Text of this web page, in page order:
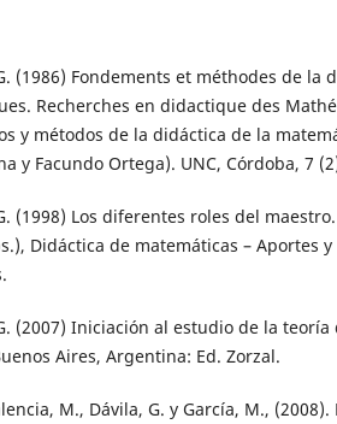
(1986) Fondements et méthodes de la
Recherches en didactique des
y métodos de la didáctica de la
y Facundo Ortega). UNC, Córdoba, 7
(1998) Los diferentes roles del maestro.
Didáctica de matemáticas – Aportes
(2007) Iniciación al estudio de la teoría
Aires, Argentina: Ed. Zorzal.
M., Dávila, G. y García, M.,